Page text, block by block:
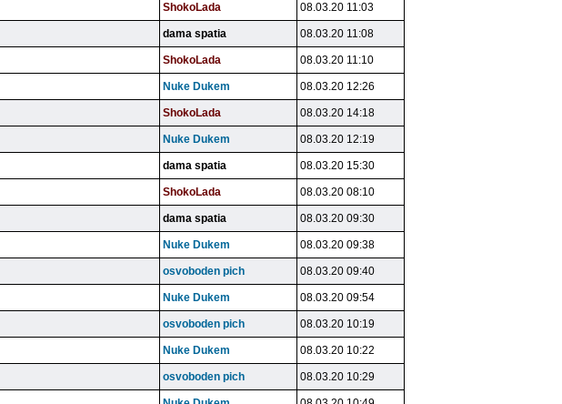
ShokoLada 08.03.20 11:03
dama spatia 08.03.20 11:08
ShokoLada 08.03.20 11:10
Nuke Dukem 08.03.20 12:26
ShokoLada 08.03.20 14:18
Nuke Dukem 08.03.20 12:19
dama spatia 08.03.20 15:30
ShokoLada 08.03.20 08:10
dama spatia 08.03.20 09:30
Nuke Dukem 08.03.20 09:38
osvoboden pich 08.03.20 09:40
Nuke Dukem 08.03.20 09:54
osvoboden pich 08.03.20 10:19
Nuke Dukem 08.03.20 10:22
osvoboden pich 08.03.20 10:29